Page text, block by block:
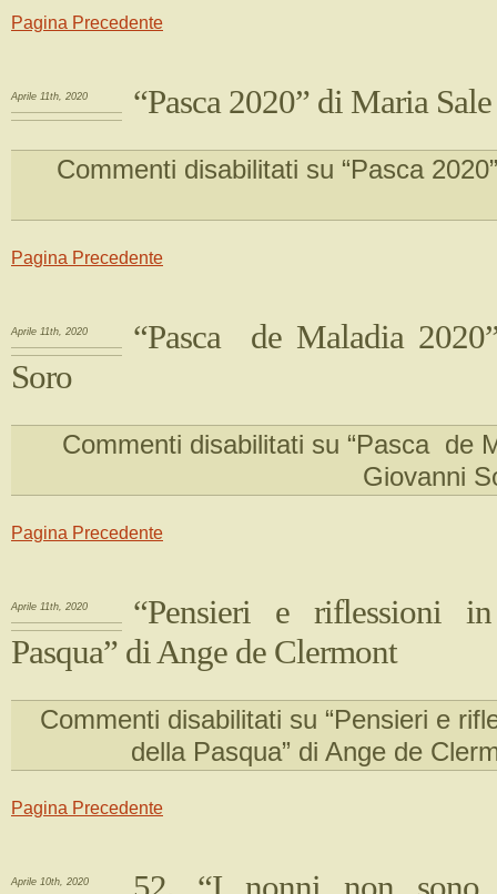
Pagina Precedente
Aprile 11th, 2020 “Pasca 2020” di Maria Sale
Commenti disabilitati su “Pasca
Pagina Precedente
Aprile 11th, 2020
“Pasca de Maladia
Soro
Commenti disabilitati su “Pasca de
Giovanni
Pagina Precedente
Aprile 11th, 2020
“Pensieri e riflessioni
Pasqua” di Ange de Clermont
Commenti disabilitati su “Pensieri e
della Pasqua” di Ange de
Pagina Precedente
Aprile 10th, 2020